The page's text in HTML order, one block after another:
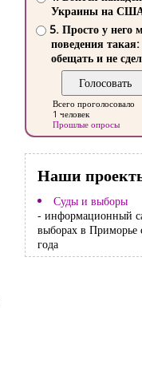
Украины на
5. Просто у него
поведения такая:
обещать и не
Всего проголосовало
1 человек
Прошлые опросы
Наши
Суды и выборы
- информационный
выборах в Приморье
года